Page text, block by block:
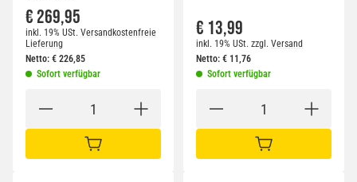
€ 269,95
inkl. 19% USt. Versandkostenfreie
Lieferung
Netto: € 226,85
Sofort verfügbar
IN DEN WARENKORB
€ 13,99
inkl. 19% USt. zzgl. Versand
Netto: € 11,76
Sofort verfügbar
IN DEN WARENKORB